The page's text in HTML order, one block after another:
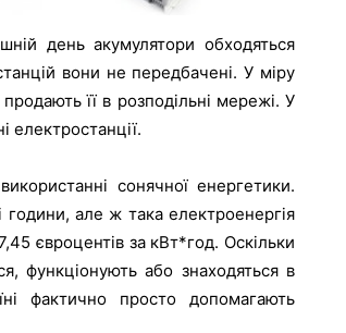
день акумулятори обходяться
вони не передбачені. У міру
продають її в розподільні мережі. У
електростанції.
сонячної енергетики.
години, але ж така електроенергія
євроцентів за кВт*год. Оскільки
функціонують або знаходяться в
фактично просто допомагають